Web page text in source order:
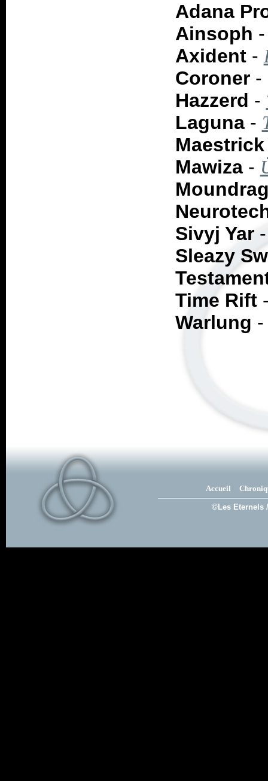
Adana
Ainsoph
Axident -
Coroner -
Hazzerd -
Laguna -
Maestrick
Mawiza-
Sivyj Yar
Sleazy
Time Rift
Warlung
Accueil
©Les Eternels